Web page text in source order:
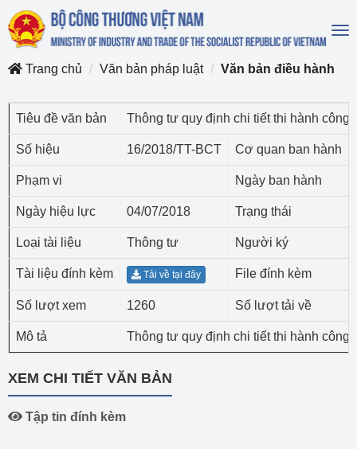
Trang chủ
Văn bản pháp luật Văn bản điều hành
Tiêu đề văn bản Thông tư quy định chi tiết thi hành
Số hiệu 16/2018/TT-BCT Cơ quan ban hành
Phạm vi Ngày ban hành
Ngày hiệu lực 04/07/2018 Trạng thái
Loại tài liệu Thông tư Người ký
Tài liệu đính kèm Tải về tại đây File đính kèm
Số lượt xem 1260 Số lượt tải về
Mô tả Thông tư quy định chi tiết thi hành
XEM CHI TIẾT VĂN BẢN
Tập tin đính kèm